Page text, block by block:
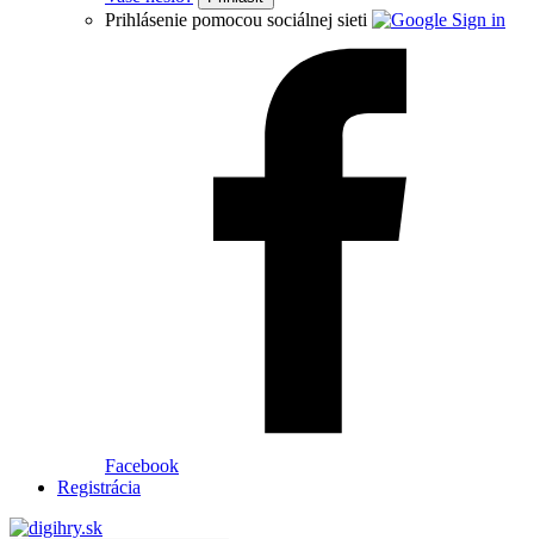
Prihlásenie pomocou sociálnej sieti
Facebook
Registrácia